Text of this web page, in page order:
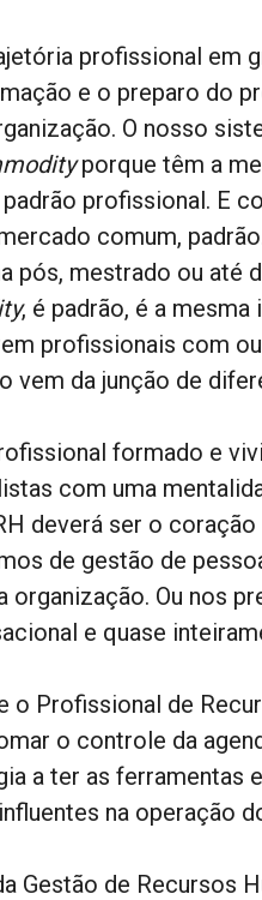
profissional em
e o preparo do
O nosso
porque têm a
profissional. E
comum,
pós, mestrado ou até
, é padrão, é a
profissionais com
vem da junção de
formado e
com uma
deverá ser o
de gestão de
organização. Ou nos
e quase
o Profissional de
o controle da
a ter as ferramentas
na operação
Gestão de Recursos